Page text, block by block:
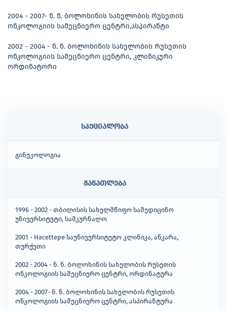
2004 - 2007- ნ. ნ. ბოლოხინის სახელობის რუსეთის
ონკოლოგიის სამეცნიერო ცენტრი,ასპირანტი
2002 - 2004 - ნ. ნ. ბოლოხინის სახელობის რუსეთის
ონკოლოგიის სამეცნიერო ცენტრი, კლინიკური
ორდინატორი
სპეციალობა
გინეკოლოგია
განათლება
1996 - 2002 - თბილისის სახელმწიფო სამედიცინო
უნივერსიტეტი, სამკურნალო
2001 - Hacettepe საუნივერსიტეტო კლინიკა, ანკარა,
თურქეთი
2002 - 2004 - ნ. ნ. ბოლოხინის სახელობის რუსეთის
ონკოლოგიის სამეცნიერო ცენტრი, ორდინატურა
2004 - 2007- ნ. ნ. ბოლოხინის სახელობის რუსეთის
ონკოლოგიის სამეცნიერო ცენტრი, ასპირანტურა